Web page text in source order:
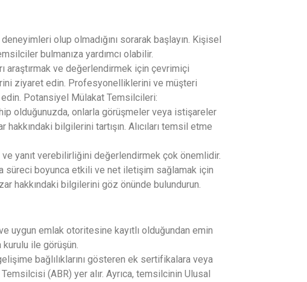
olup olmadığını sorarak başlayın. Kişisel
bulmanıza yardımcı olabilir.
araştırmak ve değerlendirmek için çevrimiçi
ziyaret edin. Profesyonelliklerini ve müşteri
Potansiyel Mülakat Temsilcileri:
olduğunuzda, onlarla görüşmeler veya istişareler
bilgilerini tartışın. Alıcıları temsil etme
yanıt verebilirliğini değerlendirmek çok önemlidir.
süreci boyunca etkili ve net iletişim sağlamak için
hakkındaki bilgilerini göz önünde bulundurun.
uygun emlak otoritesine kayıtlı olduğundan emin
ile görüşün.
bağlılıklarını gösteren ek sertifikalara veya
Temsilcisi (ABR) yer alır. Ayrıca, temsilcinin Ulusal